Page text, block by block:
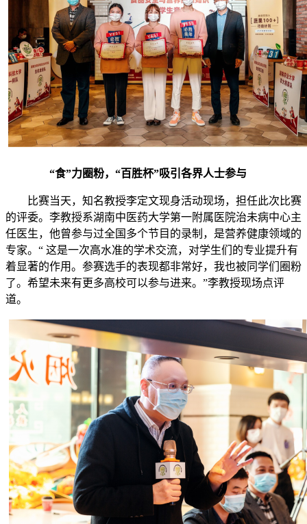
“食”力圈粉，“百胜杯”吸引各界人士参与
比赛当天，知名教授李定文现身活动现场，担任此次比赛
的评委。李教授系湖南中医药大学第一附属医院治未病中心主
任医生，他曾参与过全国多个节目的录制，是营养健康领域的
专家。“ 这是一次高水准的学术交流，对学生们的专业提升有
着显著的作用。参赛选手的表现都非常好，我也被同学们圈粉
了。希望未来有更多高校可以参与进来。”李教授现场点评
道。